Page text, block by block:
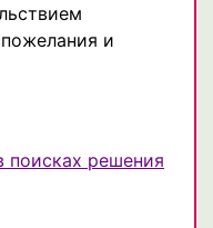
и
поисках решения